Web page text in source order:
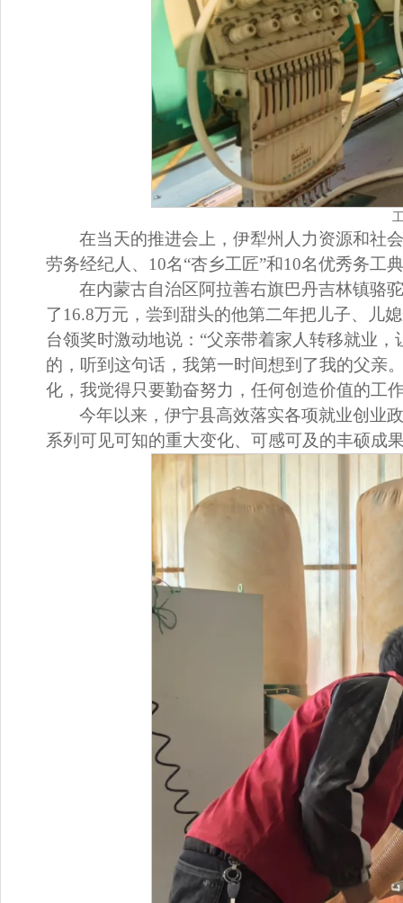
在当天的推进会上，伊犁州人力资源和社
劳务经纪人、10名“杏乡工匠”和10名优秀务工
在内蒙古自治区阿拉善右旗巴丹吉林镇骆
了16.8万元，尝到甜头的他第二年把儿子、儿
台领奖时激动地说：“父亲带着家人转移就业
的，听到这句话，我第一时间想到了我的父亲
化，我觉得只要勤奋努力，任何创造价值的工
今年以来，伊宁县高效落实各项就业创业
系列可见可知的重大变化、可感可及的丰硕成